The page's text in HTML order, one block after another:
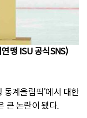
맹 ISU 공식SNS)
계올림픽’에서 대한
큰 논란이 됐다.